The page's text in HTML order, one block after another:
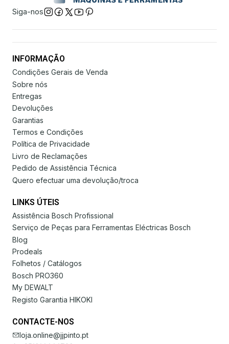
Siga-nos
INFORMAÇÃO
Condições Gerais de Venda
Sobre nós
Entregas
Devoluções
Garantias
Termos e Condições
Política de Privacidade
Livro de Reclamações
Pedido de Assistência Técnica
Quero efectuar uma devolução/troca
LINKS ÚTEIS
Assistência Bosch Profissional
Serviço de Peças para Ferramentas Eléctricas Bosch
Blog
Prodeals
Folhetos / Catálogos
Bosch PRO360
My DEWALT
Registo Garantia HIKOKI
CONTACTE-NOS
loja.online@jjpinto.pt